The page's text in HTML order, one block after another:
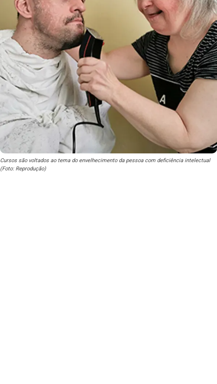
Cursos são voltados ao tema do envelhecimento da pessoa com deficiência intelectual
(Foto: Reprodução)